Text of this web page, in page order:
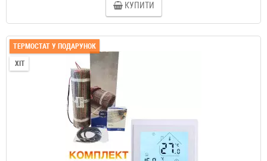
КУПИТИ
ТЕРМОСТАТ У ПОДАРУНОК
ХІТ